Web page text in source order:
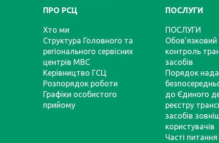
ПРО РСЦ
Хто ми
Структура Головного та
регіонального сервісних
центрів МВС
Керівництво ГСЦ
Розпорядок роботи
Графіки особистого
прийому
ПОСЛУГИ
ПОСЛУГИ
Обов’язковий
контроль
засобів
Порядок
до Єдиного
реєстру
засобів
користувачів
Часті питання